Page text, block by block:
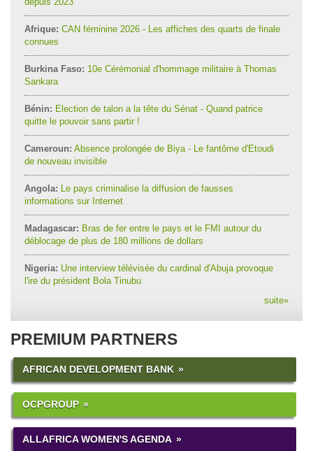
Afrique: CAN féminine 2026 - Les affiches des quarts de finale
connues
Burkina Faso: 10e Cérémonial d'hommage militaire à Thomas
Sankara
Bénin: Election de talon a la tête du Sénat - Quand patrice
quitte le pouvoir sans partir !
Cameroun: Absence prolongée de Biya - Le fantôme d'Etoudi
de nouveau invisible
Angola: Le pays criminalise la diffusion de fausses
informations sur Internet
Madagascar: Bras de fer entre le pays et le FMI autour du
déblocage de plus de 180 millions de dollars
Nigeria: Une interview télévisée du cardinal d'Abuja provoque
l'ire du président Bola Tinubu
suite»
PREMIUM PARTNERS
AFRICAN DEVELOPMENT BANK
OCPGROUP
ALLAFRICA WOMEN'S AGENDA